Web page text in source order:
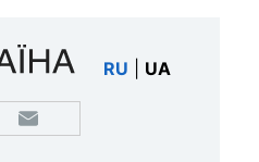
RU UA